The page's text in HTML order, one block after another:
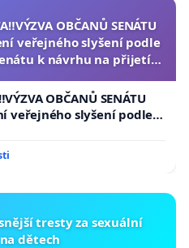
OBČANŮ SENÁTU
veřejného slyšení podle
k návrhu na přijetí
OBČANŮ SENÁTU
veřejného slyšení podle §
k návrhu na přijetí
tresty za sexuální
dětech